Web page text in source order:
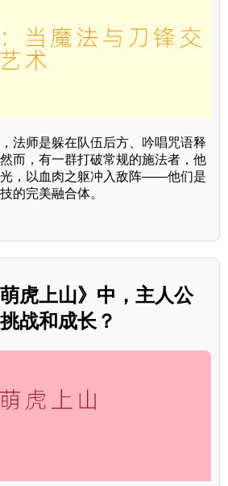
法师是躲在队伍后方、吟唱咒语释
而，有一群打破常规的施法者，他
，以血肉之躯冲入敌阵——他们是
的完美融合体。
虎上山》中，主人公
战和成长？